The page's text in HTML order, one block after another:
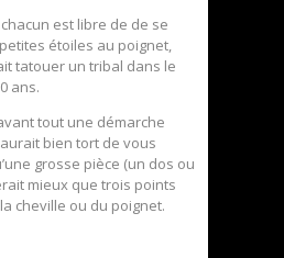
est libre de de se
étoiles au poignet,
tatouer un tribal dans le
ans.
tout une démarche
bien tort de vous
grosse pièce (un dos ou
mieux que trois points
cheville ou du poignet.